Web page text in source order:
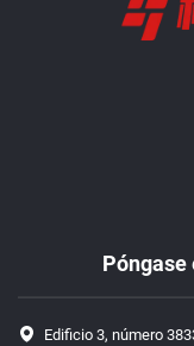
Póngase
Edificio 3, número